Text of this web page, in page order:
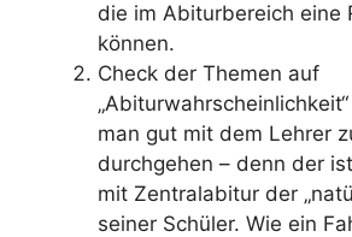
die im Abiturbereich eine
können.
Check der Themen auf
man gut mit dem Lehrer
durchgehen – denn der
mit Zentralabitur der
seiner Schüler. Wie ein